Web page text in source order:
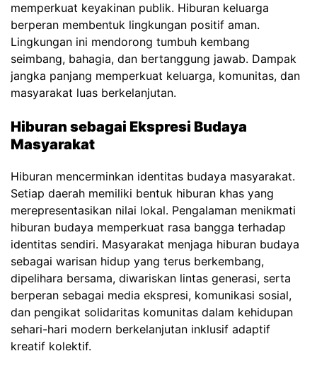
memperkuat keyakinan publik. Hiburan keluarga
berperan membentuk lingkungan positif aman.
Lingkungan ini mendorong tumbuh kembang
seimbang, bahagia, dan bertanggung jawab. Dampak
jangka panjang memperkuat keluarga, komunitas, dan
masyarakat luas berkelanjutan.
Hiburan sebagai Ekspresi Budaya
Masyarakat
Hiburan mencerminkan identitas budaya masyarakat.
Setiap daerah memiliki bentuk hiburan khas yang
merepresentasikan nilai lokal. Pengalaman menikmati
hiburan budaya memperkuat rasa bangga terhadap
identitas sendiri. Masyarakat menjaga hiburan budaya
sebagai warisan hidup yang terus berkembang,
dipelihara bersama, diwariskan lintas generasi, serta
berperan sebagai media ekspresi, komunikasi sosial,
dan pengikat solidaritas komunitas dalam kehidupan
sehari-hari modern berkelanjutan inklusif adaptif
kreatif kolektif.